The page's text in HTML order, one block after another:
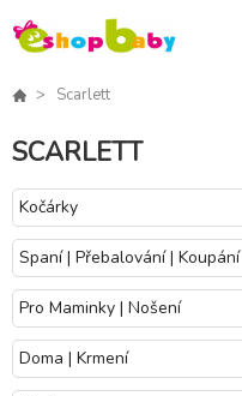
Scarlett
SCARLETT
Kočárky
Spaní | Přebalování | Koupání
Pro Maminky | Nošení
Doma | Krmení